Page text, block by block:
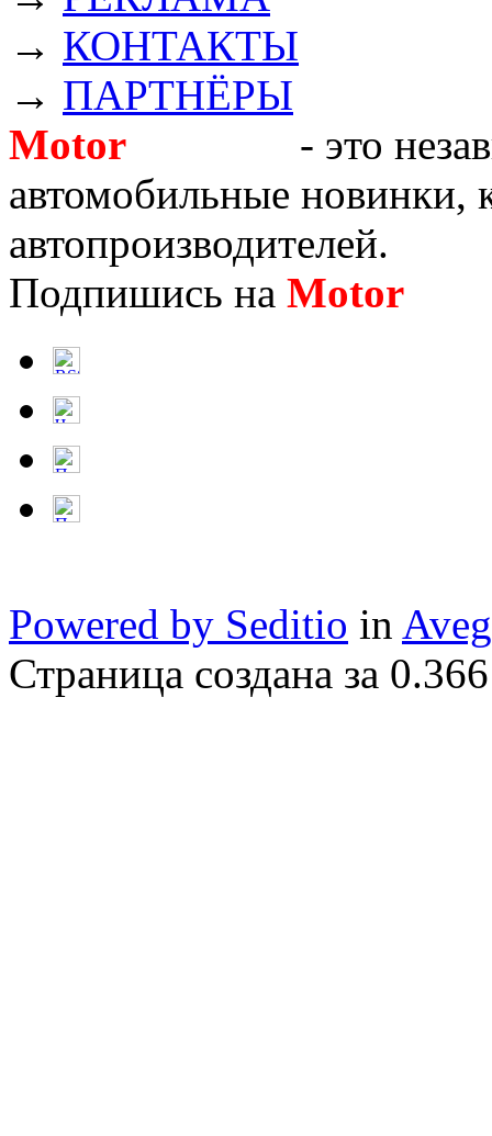
→ КОНТАКТЫ
→ ПАРТНЁРЫ
Motor
- это
автомобильные новинки,
автопроизводителей.
Подпишись на Motor
Powered by Seditio in
Страница создана за